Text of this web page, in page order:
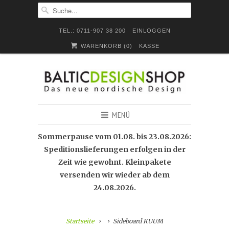
TEL.: 0711-907 38 200 EINLOGGEN
WARENKORB (0) KASSE
MENÜ
Sommerpause vom 01.08. bis 23.08.2026:
Speditionslieferungen erfolgen in der
Zeit wie gewohnt. Kleinpakete
versenden wir wieder ab dem
24.08.2026.
Startseite Sideboard KUUM